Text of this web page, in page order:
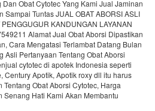
Obat Cytotec Yang Kami Jual Jaminan
Tuntas JUAL OBAT ABORSI ASLI
KANDUNGAN LAYANAN
Alamat Jual Obat Aborsi Dipastikan
Cara Mengatasi Terlambat Datang Bulan
Asli Pertanyaan Tentang Obat Aborsi
cytotec di apotek Indonesia seperti
Century Apotik, Apotik roxy dll itu harus
Obat Aborsi Cytotec, Harga
Senang Hati Kami Akan Membantu